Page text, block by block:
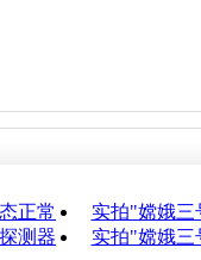
正常
实拍"嫦娥三
测器
实拍"嫦娥三